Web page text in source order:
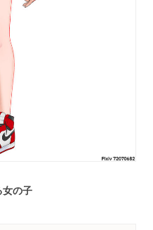
女の子